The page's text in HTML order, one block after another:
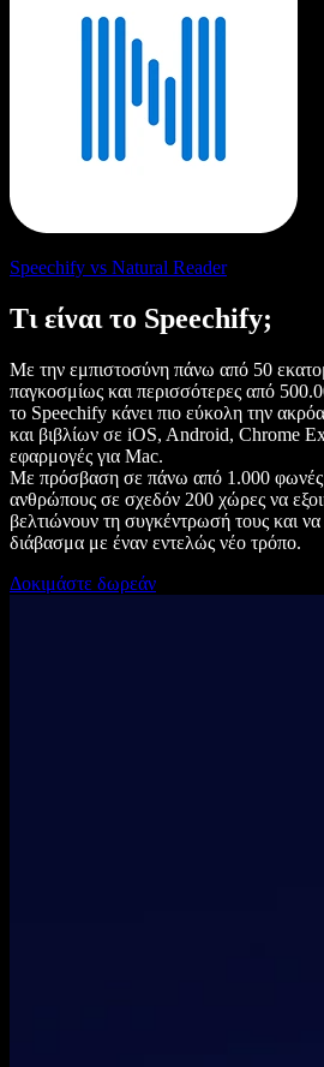
Speechify vs Natural Reader
Τι είναι το Speechify;
Με την εμπιστοσύνη πάνω από 50
παγκοσμίως και περισσότερες από
το Speechify κάνει πιο εύκολη την
και βιβλίων σε iOS, Android, Chrome
εφαρμογές για Mac.
Με πρόσβαση σε πάνω από 1.000
ανθρώπους σε σχεδόν 200 χώρες να
βελτιώνουν τη συγκέντρωσή τους και
διάβασμα με έναν εντελώς νέο τρόπο.
Δοκιμάστε δωρεάν